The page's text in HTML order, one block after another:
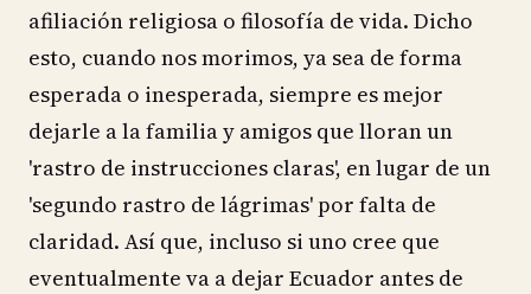
afiliación religiosa o filosofía de vida. Dicho
esto, cuando nos morimos, ya sea de forma
esperada o inesperada, siempre es mejor
dejarle a la familia y amigos que lloran un
'rastro de instrucciones claras', en lugar de un
'segundo rastro de lágrimas' por falta de
claridad. Así que, incluso si uno cree que
eventualmente va a dejar Ecuador antes de